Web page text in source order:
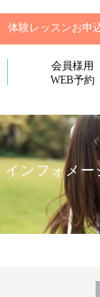
体験レッスンお申
会員様用
WEB予約
インフォメー